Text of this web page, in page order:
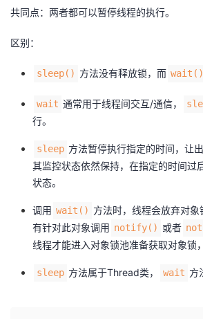
共同点：两者都可以暂停线程的执行。
区别：
sleep() 方法没有释放锁，而 wait()
wait 通常用于线程间交互/通信，
行。
sleep 方法暂停执行指定的时间，让
其监控状态依然保持，在指定的时间过
状态。
调用 wait() 方法时，线程会放弃对
有针对此对象调用 notify() 或者
线程才能进入对象锁池准备获取对象锁
sleep 方法属于Thread类， wait 方